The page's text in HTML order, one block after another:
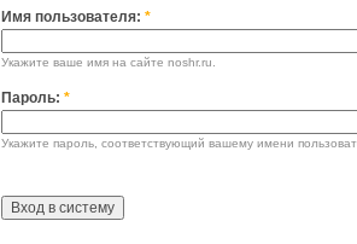
Имя пользователя: *
Укажите ваше имя на сайте noshr.ru.
Пароль: *
Укажите пароль, соответствующий вашему имени